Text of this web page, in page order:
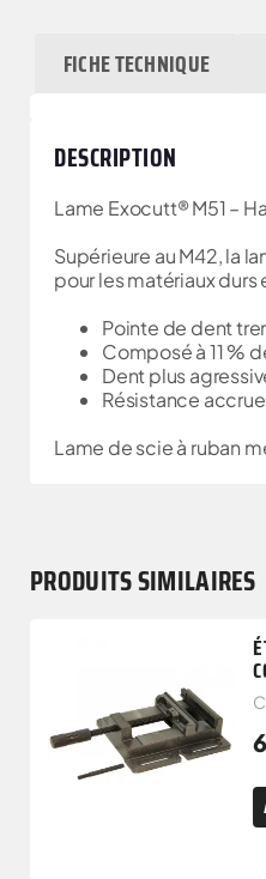
FICHE TECHNIQUE
DESCRIPTION
Lame Exocutt® M51 –
Supérieure au M42, la
pour les matériaux durs
Pointe de dent
Composé à 11 %
Dent plus
Résistance accrue
Lame de scie à ruban
PRODUITS SIMILAIRES